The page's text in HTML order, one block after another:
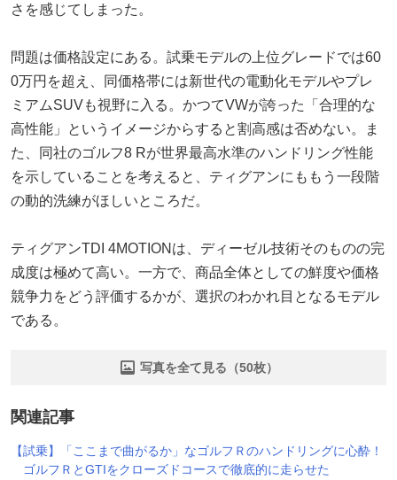
さを感じてしまった。
問題は価格設定にある。試乗モデルの上位グレードでは60
0万円を超え、同価格帯には新世代の電動化モデルやプレ
ミアムSUVも視野に入る。かつてVWが誇った「合理的な
高性能」というイメージからすると割高感は否めない。ま
た、同社のゴルフ8 Rが世界最高水準のハンドリング性能
を示していることを考えると、ティグアンにももう一段階
の動的洗練がほしいところだ。
ティグアンTDI 4MOTIONは、ディーゼル技術そのものの完
成度は極めて高い。一方で、商品全体としての鮮度や価格
競争力をどう評価するかが、選択のわかれ目となるモデル
である。
写真を全て見る（50枚）
関連記事
【試乗】「ここまで曲がるか」なゴルフＲのハンドリングに心酔！
ゴルフＲとGTIをクローズドコースで徹底的に走らせた